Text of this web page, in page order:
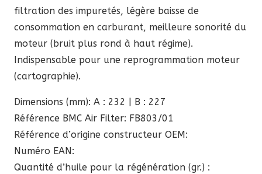
filtration des impuretés, légère baisse de
consommation en carburant, meilleure sonorité du
moteur (bruit plus rond à haut régime).
Indispensable pour une reprogrammation moteur
(cartographie).
Dimensions (mm): A : 232 | B : 227
Référence BMC Air Filter: FB803/01
Référence d’origine constructeur OEM:
Numéro EAN:
Quantité d’huile pour la régénération (gr.) :